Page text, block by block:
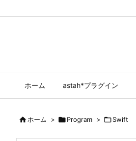
ホーム astah*プラグイン
ホーム > Program > Swift